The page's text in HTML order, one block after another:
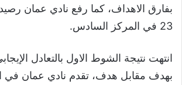
بفارق الاهداف، كما رفع نادي عمان
23 في المركز السادس.
انتهت نتيجة الشوط الاول بالتعادل